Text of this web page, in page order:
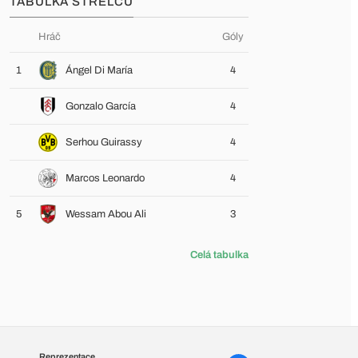
Hráč Góly
1 Ángel Di María 4
Gonzalo García 4
Serhou Guirassy 4
Marcos Leonardo 4
5 Wessam Abou Ali 3
Celá tabulka